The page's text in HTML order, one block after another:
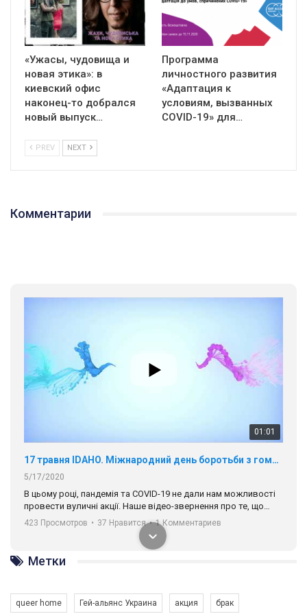
«Ужасы, чудовища и
новая этика»: в
киевский офис
наконец-то добрался
новый выпуск…
Программа
личностного развития
«Адаптация к
условиям, вызванных
СOVID-19» для…
PREV NEXT
Комментарии
01:01
17 травня IDAHO. Міжнародний день боротьби з гомофобією трансфобією і біфобія.
5/17/2020
В цьому році, пандемія та COVІD-19 не дали нам можливості
провести вуличні акції. Наше відео-звернення про те, що
навіть коли ми у різних містах та не можемо зустрінеться, ми
разом. Ми закликаємо всіх хто поділяє цінності рівності та
солідарності, приєднатися до нас. Регіональні підрозділи
ГАУ є в 16 областях України.
Разом наш голос лунає гучніше!
423 Просмотров • 37 Нравится • 1 Комментариев
Метки
queer home Гей-альянс Украина акция брак